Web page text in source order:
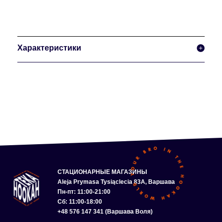
Характеристики
СТАЦИОНАРНЫЕ МАГАЗИНЫ
Aleja Prymasa Tysiąclecia 83A, Варшава
Пн-пт: 11:00-21:00
Сб: 11:00-18:00
+48 576 147 341 (Варшава Воля)